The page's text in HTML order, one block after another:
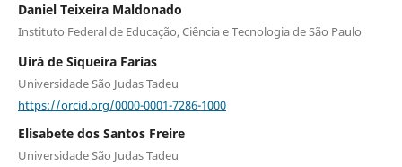
Daniel Teixeira Maldonado
Instituto Federal de Educação, Ciência e Tecnologia de São Paulo
Uirá de Siqueira Farias
Universidade São Judas Tadeu
https://orcid.org/0000-0001-7286-1000
Elisabete dos Santos Freire
Universidade São Judas Tadeu